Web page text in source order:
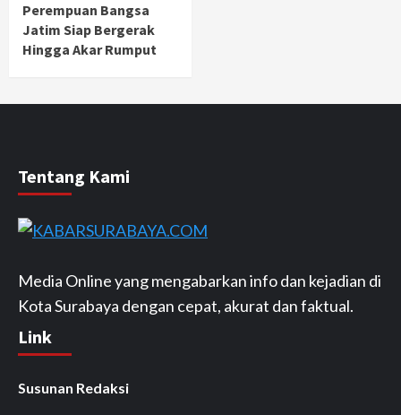
Perempuan Bangsa
Jatim Siap Bergerak
Hingga Akar Rumput
Tentang Kami
Media Online yang mengabarkan info dan kejadian di
Kota Surabaya dengan cepat, akurat dan faktual.
Link
Susunan Redaksi